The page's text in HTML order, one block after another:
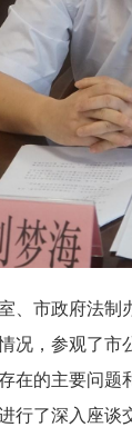
、市政府法
况，参观了
在的主要问
了深入座谈